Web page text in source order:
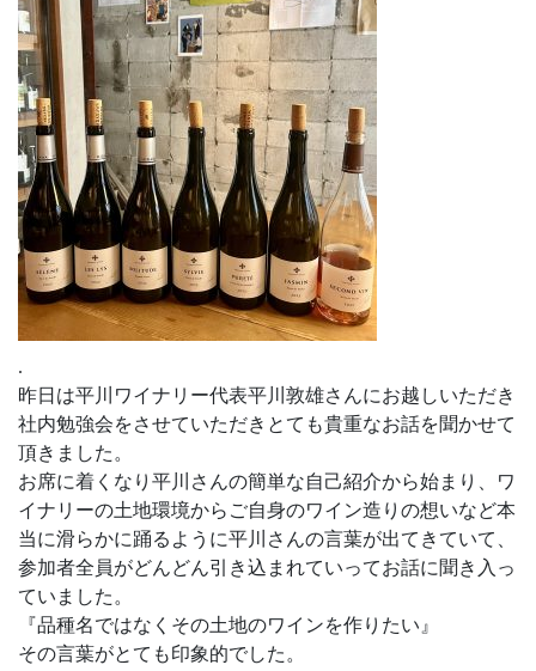
.
昨日は平川ワイナリー代表平川敦雄さんにお越しいただき
社内勉強会をさせていただきとても貴重なお話を聞かせて
頂きました。
お席に着くなり平川さんの簡単な自己紹介から始まり、ワ
イナリーの土地環境からご自身のワイン造りの想いなど本
当に滑らかに踊るように平川さんの言葉が出てきていて、
参加者全員がどんどん引き込まれていってお話に聞き入っ
ていました。
『品種名ではなくその土地のワインを作りたい』
その言葉がとても印象的でした。